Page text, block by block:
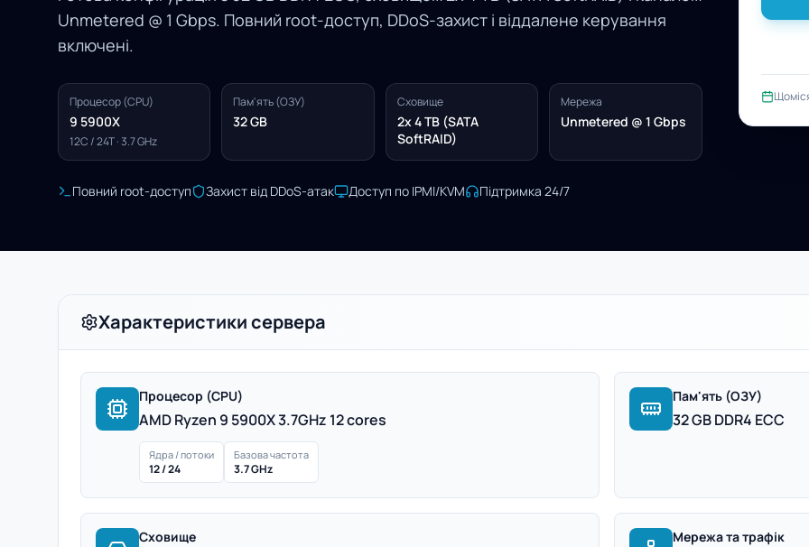
Unmetered @ 1 Gbps. Повний root-доступ, DDoS-захист і віддалене керування
включені.
Процесор (CPU)
9 5900X
12C / 24T · 3.7 GHz
Пам'ять (ОЗУ)
32 GB
Сховище
2x 4 TB (SATA
SoftRAID)
Мережа
Unmetered @ 1 Gbps
Повний root-доступ Захист від DDoS-атак Доступ по IPMI/KVM Підтримка 24/7
Характеристики сервера
Процесор (CPU)
AMD Ryzen 9 5900X 3.7GHz 12 cores
Ядра / потоки
12 / 24
Базова частота
3.7 GHz
Пам'ять (ОЗУ)
32 GB DDR4 ECC
Сховище Мережа та трафік